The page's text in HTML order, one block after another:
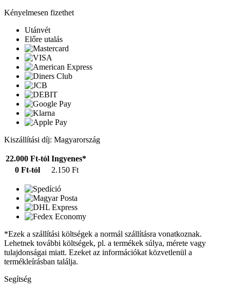
Kényelmesen fizethet
Utánvét
Előre utalás
Kiszállítási díj: Magyarország
22.000 Ft-tól Ingyenes*
0 Ft-tól
2.150 Ft
*Ezek a szállítási költségek a normál szállításra vonatkoznak.
Lehetnek további költségek, pl. a termékek súlya, mérete vagy
tulajdonságai miatt. Ezeket az információkat közvetlenül a
termékleírásban találja.
Segítség